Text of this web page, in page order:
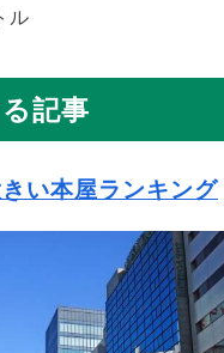
ル
記事
い本屋ランキング